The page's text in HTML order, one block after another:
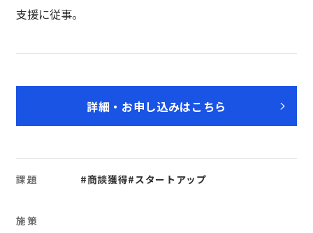
支援に従事。
詳細・お申し込みはこちら
課題 #商談獲得#スタートアップ
施策